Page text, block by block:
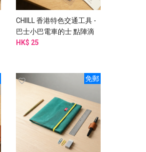
CHIILL 香港特色交通工具 -
巴士小巴電車的士 點陣滴
膠貼紙
HK$ 25
免郵